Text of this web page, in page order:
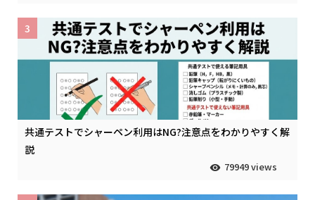
共通テストでシャーペン利用はNG?注意点をわかりやすく解
説
79949 views
3